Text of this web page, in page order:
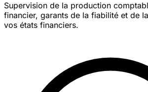
Supervision de la production
financier, garants de la fiabilité et de
vos états financiers.